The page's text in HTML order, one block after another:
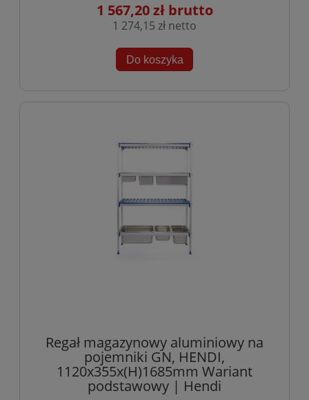
1 567,20 zł
1 274,15 zł
Do koszyka
Regał magazynowy aluminiowy na
pojemniki GN, HENDI,
1120x355x(H)1685mm Wariant
podstawowy | Hendi